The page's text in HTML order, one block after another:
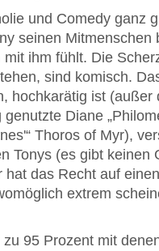
und Comedy ganz
seinen Mitmenschen
ihm fühlt. Die
sind komisch.
hochkarätig ist (außer
Diane
Thoros of Myr),
Tonys (es gibt keinen
hat das Recht auf
extrem
95 Prozent mit